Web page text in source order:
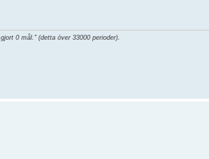
0 mål." (detta över 33000 perioder).